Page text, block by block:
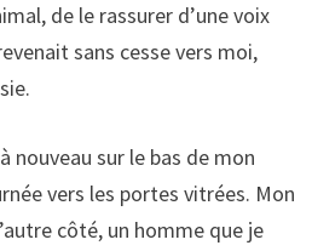
de le rassurer d’une voix
sans cesse vers moi,
nouveau sur le bas de mon
vers les portes vitrées. Mon
côté, un homme que je